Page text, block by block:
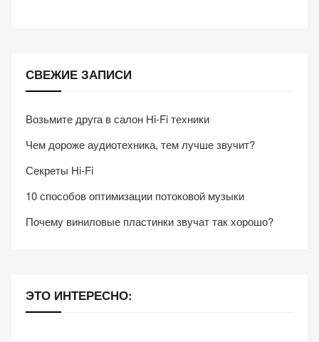
СВЕЖИЕ ЗАПИСИ
Возьмите друга в салон Hi-Fi техники
Чем дороже аудиотехника, тем лучше звучит?
Секреты Hi-Fi
10 способов оптимизации потоковой музыки
Почему виниловые пластинки звучат так хорошо?
ЭТО ИНТЕРЕСНО: